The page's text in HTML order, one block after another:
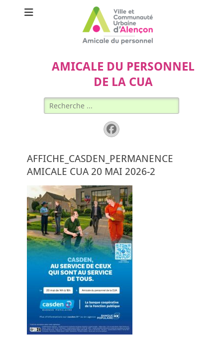
AMICALE DU PERSONNEL
DE LA CUA
Rechercher :
Facebook
AFFICHE_CASDEN_PERMANENCE
AMICALE CUA 20 MAI 2026-2